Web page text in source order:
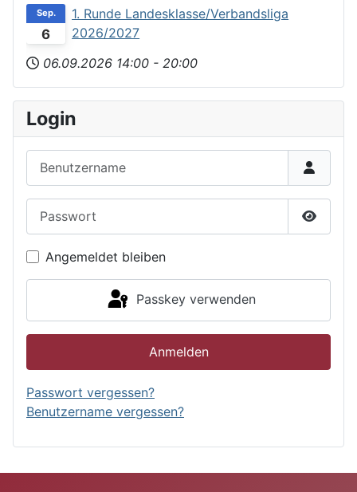
6
Sep.
1. Runde Landesklasse/Verbandsliga
2026/2027
06.09.2026 14:00 - 20:00
Login
Angemeldet bleiben
Passkey verwenden
Anmelden
Passwort vergessen?
Benutzername vergessen?